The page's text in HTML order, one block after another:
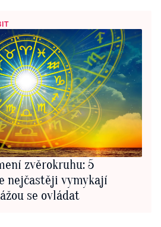
zvěrokruhu: 5
nejčastěji vymykají
se ovládat